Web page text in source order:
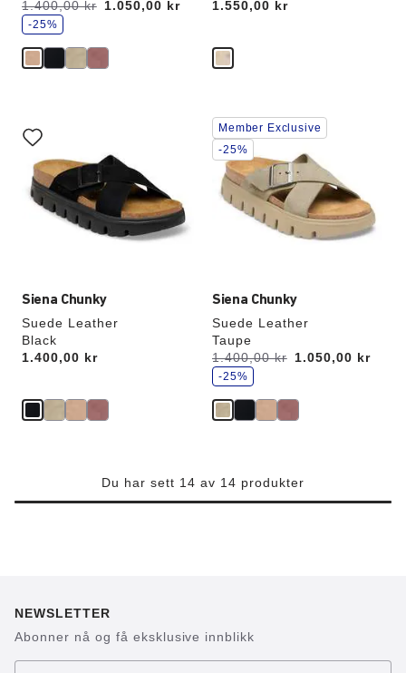
Var:
1.400,00 kr
er 1.050,00 kr
s
p
a
r
-25%
Price:
1.550,00 kr
Siena Chunky
Suede Leather
Black
Price:
1.400,00 kr
med
swatch-
farger
oppdatere
produktbildet
Siena Chunky
Suede Leather
Taupe
Var:
1.400,00 kr
er 1.050,00 kr
s
p
a
r
-25%
Samhandling
med
swatch-
farger
oppdatere
produktbildet
Member Exclusive
-25%
Du har sett 14 av 14 produkter
NEWSLETTER
Abonner nå og få eksklusive innblikk